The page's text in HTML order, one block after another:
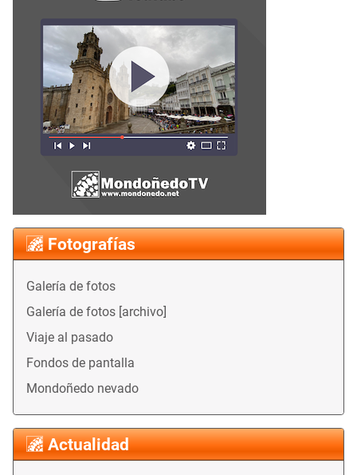
Fotografías
Galería de fotos
Galería de fotos [archivo]
Viaje al pasado
Fondos de pantalla
Mondoñedo nevado
Actualidad